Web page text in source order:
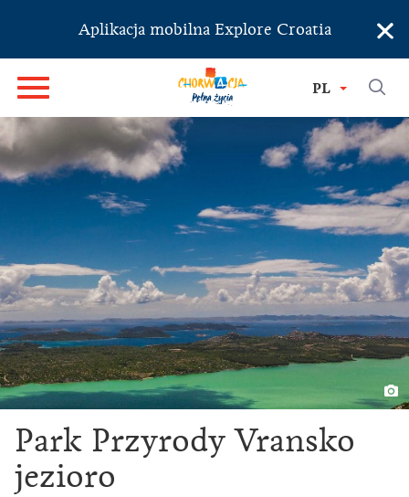
Aplikacja mobilna Explore Croatia ×
PL
Park Przyrody Vransko
jezioro